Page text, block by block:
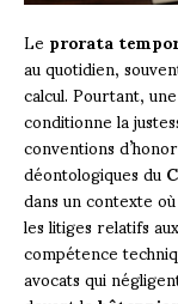
Leprorata
au quotidien,
calcul. Pourtant,
conditionne la
conventions
déontologiques du
dans un contexte
les litiges relatifs
compétence
avocats qui